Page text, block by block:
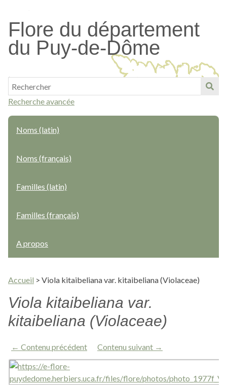
contenu
principal
Flore du département
du Puy-de-Dôme
Recherche avancée
Noms (latin)
Noms (français)
Familles (latin)
Familles (français)
A propos
Accueil > Viola kitaibeliana var. kitaibeliana (Violaceae)
Viola kitaibeliana var.
kitaibeliana (Violaceae)
← Contenu précédent Contenu suivant →